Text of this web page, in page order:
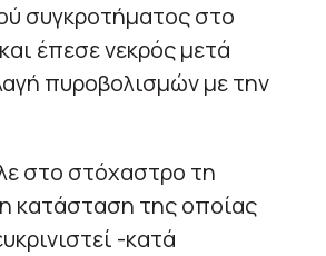
συγκροτήματος στο
έπεσε νεκρός μετά
πυροβολισμών με την
στο στόχαστρο τη
η κατάσταση της οποίας
-κατά